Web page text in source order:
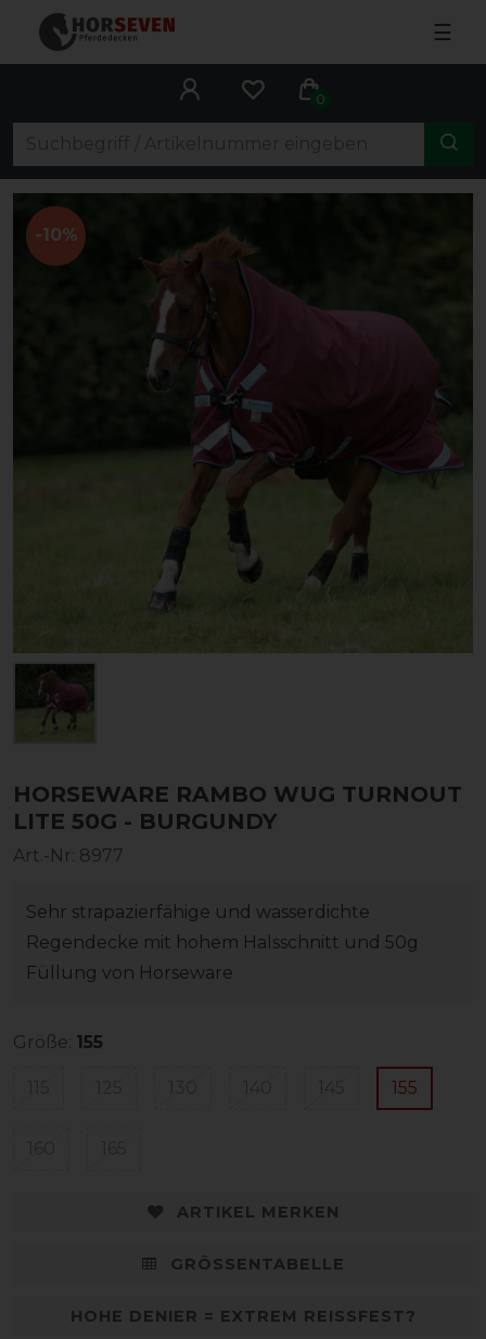
☰
0
-10%
HORSEWARE RAMBO WUG TURNOUT
LITE 50G - BURGUNDY
Art.-Nr: 8977
Sehr strapazierfähige und wasserdichte
Regendecke mit hohem Halsschnitt und 50g
Füllung von Horseware
Größe: 155
155
ARTIKEL MERKEN
GRÖSSENTABELLE
HOHE DENIER = EXTREM REISSFEST?